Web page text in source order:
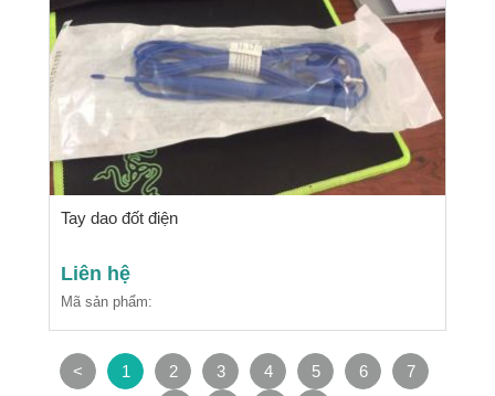
Tay dao đốt điện
Liên hệ
Mã sản phẩm:
< 1 2 3 4 5 6
7